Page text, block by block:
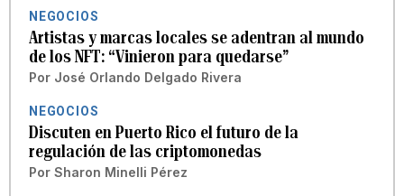
NEGOCIOS
Artistas y marcas locales se adentran al mundo
de los NFT: “Vinieron para quedarse”
Por José Orlando Delgado Rivera
NEGOCIOS
Discuten en Puerto Rico el futuro de la
regulación de las criptomonedas
Por Sharon Minelli Pérez